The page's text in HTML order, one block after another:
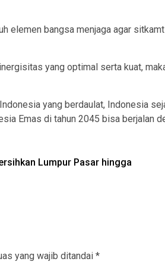
elemen bangsa menjaga agar
yang optimal serta kuat,
yang berdaulat, Indonesia
Emas di tahun 2045 bisa berjalan
Lumpur Pasar hingga
yang wajib ditandai *